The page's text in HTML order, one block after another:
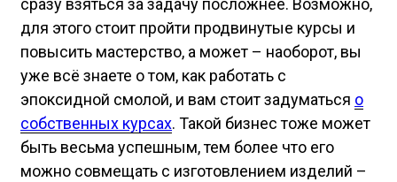
сразу взяться за задачу посложнее. Возможно,
для этого стоит пройти продвинутые курсы и
повысить мастерство, а может – наоборот, вы
уже всё знаете о том, как работать с
эпоксидной смолой, и вам стоит задуматься о
собственных курсах. Такой бизнес тоже может
быть весьма успешным, тем более что его
можно совмещать с изготовлением изделий –